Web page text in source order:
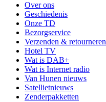
Over ons
Geschiedenis
Onze TD
Bezorgservice
Verzenden & retourneren
Hotel TV
Wat is DAB+
Wat is Internet radio
Van Hunen nieuws
Satellietnieuws
Zenderpakketten